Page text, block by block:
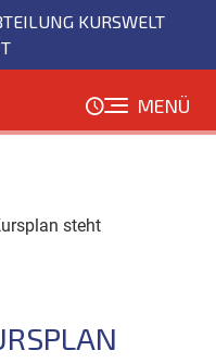
KURSWELT
MENÜ
steht